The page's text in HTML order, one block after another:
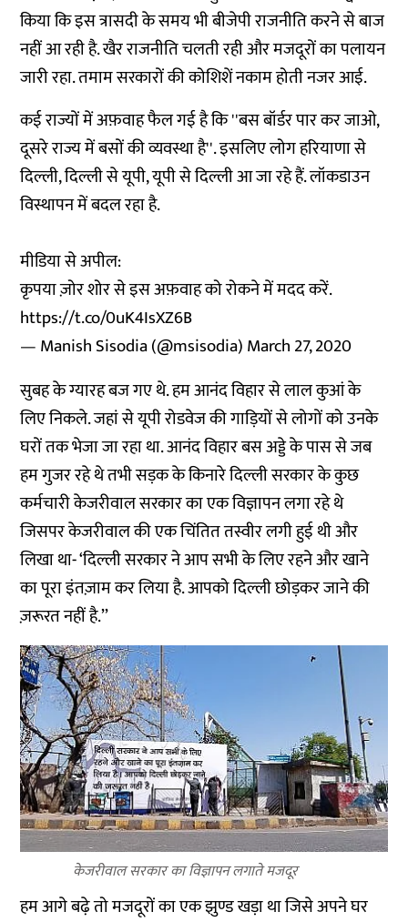
किया कि इस त्रासदी के समय भी बीजेपी राजनीति करने से बाज
नहीं आ रही है. खैर राजनीति चलती रही और मजदूरों का पलायन
जारी रहा. तमाम सरकारों की कोशिशें नकाम होती नजर आई.
कई राज्यों में अफ़वाह फैल गई है कि ''बस बॉर्डर पार कर जाओ,
दूसरे राज्य में बसों की व्यवस्था है''. इसलिए लोग हरियाणा से
दिल्ली, दिल्ली से यूपी, यूपी से दिल्ली आ जा रहे हैं. लॉकडाउन
विस्थापन में बदल रहा है.
मीडिया से अपील:
कृपया ज़ोर शोर से इस अफ़वाह को रोकने में मदद करें.
https://t.co/0uK4IsXZ6B
— Manish Sisodia (@msisodia)March 27, 2020
सुबह के ग्यारह बज गए थे. हम आनंद विहार से लाल कुआं के
लिए निकले. जहां से यूपी रोडवेज की गाड़ियों से लोगों को उनके
घरों तक भेजा जा रहा था. आनंद विहार बस अड्डे के पास से जब
हम गुजर रहे थे तभी सड़क के किनारे दिल्ली सरकार के कुछ
कर्मचारी केजरीवाल सरकार का एक विज्ञापन लगा रहे थे
जिसपर केजरीवाल की एक चिंतित तस्वीर लगी हुई थी और
लिखा था- ‘दिल्ली सरकार ने आप सभी के लिए रहने और खाने
का पूरा इंतज़ाम कर लिया है. आपको दिल्ली छोड़कर जाने की
ज़रूरत नहीं है.’’
केजरीवाल सरकार का विज्ञापन लगाते मजदूर
हम आगे बढ़े तो मजदूरों का एक झुण्ड खड़ा था जिसे अपने घर